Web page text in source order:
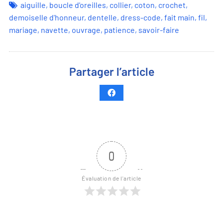
aiguille, boucle d'oreilles, collier, coton, crochet,
demoiselle d'honneur, dentelle, dress-code, fait main, fil,
mariage, navette, ouvrage, patience, savoir-faire
Partager l’article
0
Évaluation de l'article